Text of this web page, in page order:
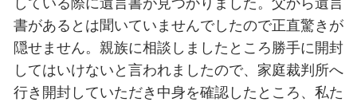
している際に遺言書が見つかりました。父から遺言
書があるとは聞いていませんでしたので正直驚きが
隠せません。親族に相談しましたところ勝手に開封
してはいけないと言われましたので、家庭裁判所へ
行き開封していただき中身を確認したところ、私た